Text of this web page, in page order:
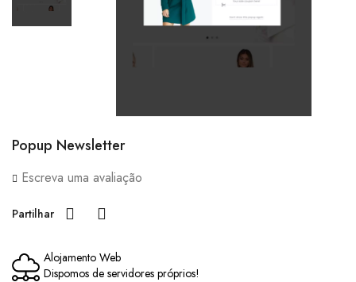
Popup Newsletter
Escreva uma avaliação
Partilhar
Alojamento Web
Dispomos de servidores próprios!